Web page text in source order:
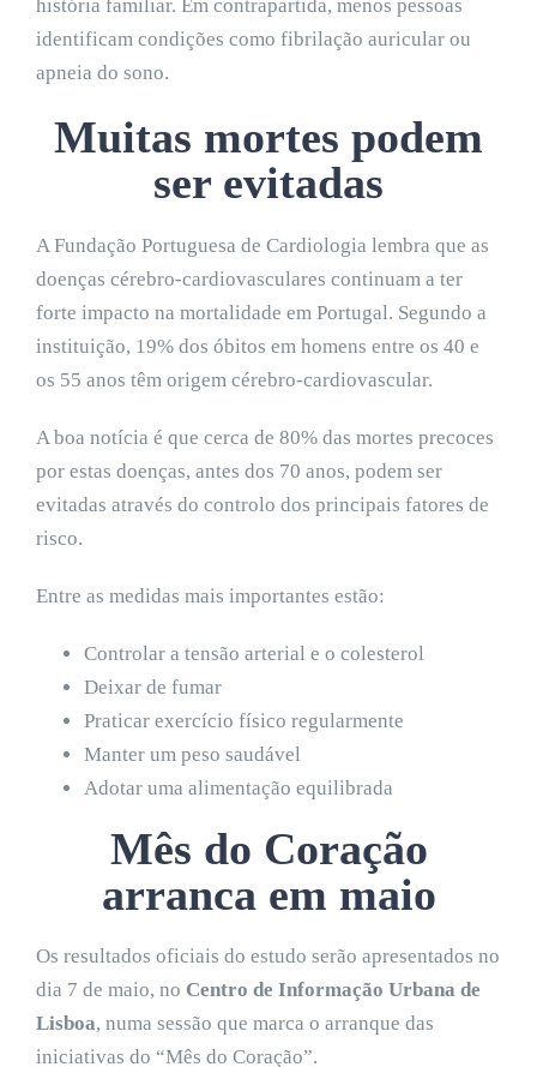
história familiar. Em contrapartida, menos pessoas
identificam condições como fibrilação auricular ou
apneia do sono.
Muitas mortes podem
ser evitadas
A Fundação Portuguesa de Cardiologia lembra que as
doenças cérebro-cardiovasculares continuam a ter
forte impacto na mortalidade em Portugal. Segundo a
instituição, 19% dos óbitos em homens entre os 40 e
os 55 anos têm origem cérebro-cardiovascular.
A boa notícia é que cerca de 80% das mortes precoces
por estas doenças, antes dos 70 anos, podem ser
evitadas através do controlo dos principais fatores de
risco.
Entre as medidas mais importantes estão:
Controlar a tensão arterial e o colesterol
Deixar de fumar
Praticar exercício físico regularmente
Manter um peso saudável
Adotar uma alimentação equilibrada
Mês do Coração
arranca em maio
Os resultados oficiais do estudo serão apresentados no
dia 7 de maio, no Centro de Informação Urbana de
Lisboa, numa sessão que marca o arranque das
iniciativas do “Mês do Coração”.